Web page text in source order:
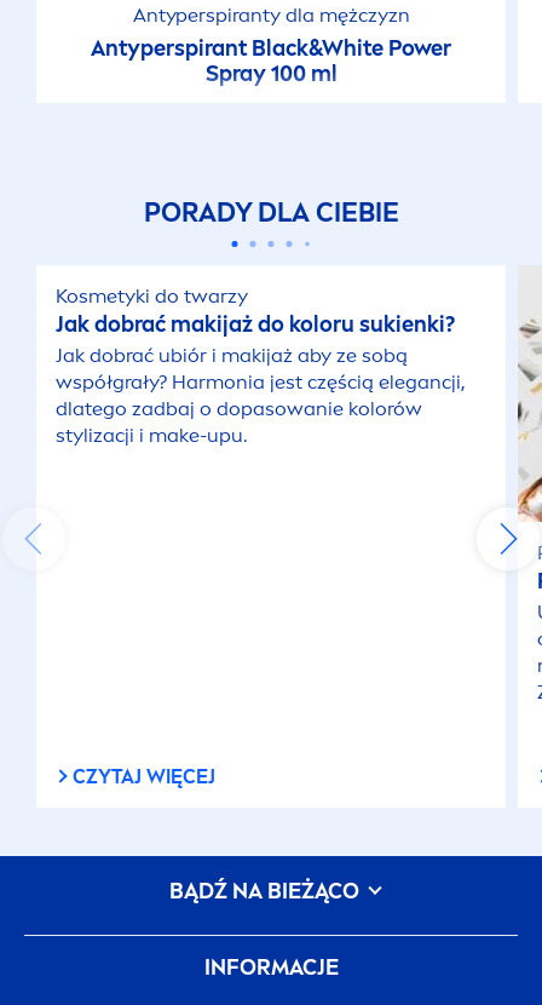
Antyperspiranty dla mężczyzn
AntyperspirantBlack&White Power
Spray 100 ml
PORADY DLA CIEBIE
Kosmetyki do twarzy
Jak dobrać makijaż do koloru sukienki?
Jak dobrać ubiór i makijaż aby ze sobą
współgrały? Harmonia jest częścią elegancji,
dlatego zadbaj o dopasowanie kolorów
stylizacji i make-upu.
CZYTAJ WIĘCEJ
INFORMACJE
BĄDŹ NA BIEŻĄCO